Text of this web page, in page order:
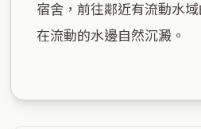
宿舍，前往鄰近有流動水
在流動的水邊自然沉澱。